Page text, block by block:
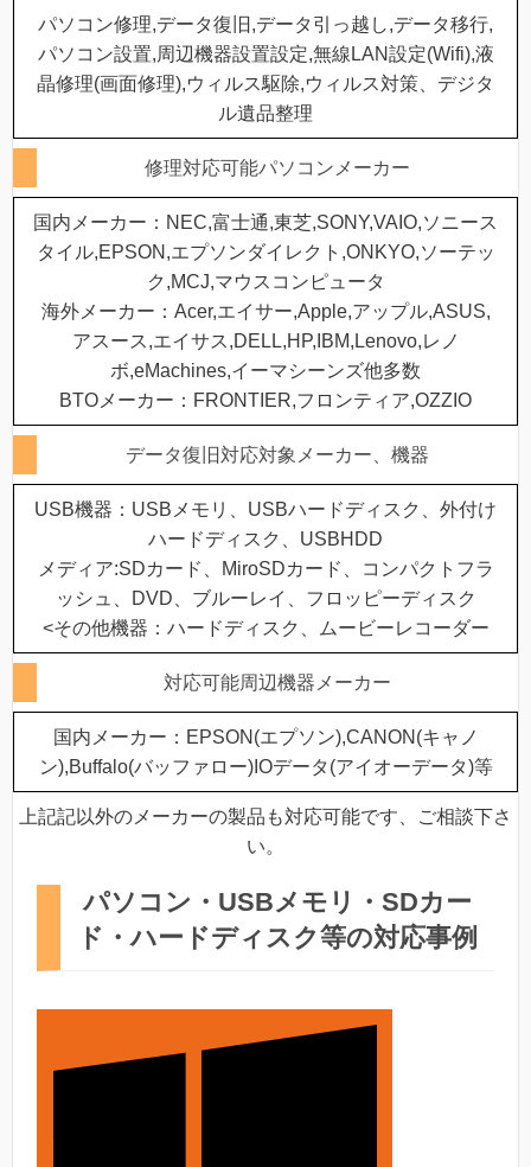
パソコン修理,データ復旧,データ引っ越し,データ移行,
パソコン設置,周辺機器設置設定,無線LAN設定(Wifi),液
晶修理(画面修理),ウィルス駆除,ウィルス対策、デジタ
ル遺品整理
修理対応可能パソコンメーカー
国内メーカー：NEC,富士通,東芝,SONY,VAIO,ソニース
タイル,EPSON,エプソンダイレクト,ONKYO,ソーテッ
ク,MCJ,マウスコンピュータ
海外メーカー：Acer,エイサー,Apple,アップル,ASUS,
アスース,エイサス,DELL,HP,IBM,Lenovo,レノ
ボ,eMachines,イーマシーンズ他多数
BTOメーカー：FRONTIER,フロンティア,OZZIO
データ復旧対応対象メーカー、機器
USB機器：USBメモリ、USBハードディスク、外付け
ハードディスク、USBHDD
メディア:SDカード、MiroSDカード、コンパクトフラ
ッシュ、DVD、ブルーレイ、フロッピーディスク
<その他機器：ハードディスク、ムービーレコーダー
対応可能周辺機器メーカー
国内メーカー：EPSON(エプソン),CANON(キャノ
ン),Buffalo(バッファロー)IOデータ(アイオーデータ)等
上記記以外のメーカーの製品も対応可能です、ご相談下さ
い。
パソコン・USBメモリ・SDカー
ド・ハードディスク等の対応事例